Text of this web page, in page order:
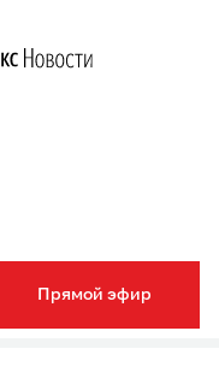
Прямой эфир